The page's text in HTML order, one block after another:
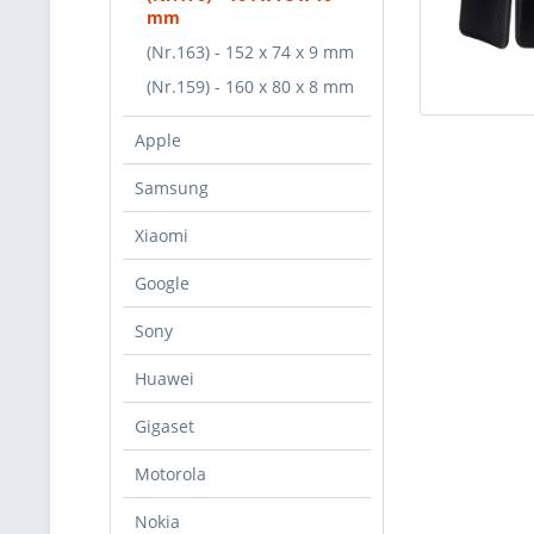
mm
(Nr.163) - 152 x 74 x 9 mm
(Nr.159) - 160 x 80 x 8 mm
Apple
Samsung
Xiaomi
Google
Sony
Huawei
Gigaset
Motorola
Nokia